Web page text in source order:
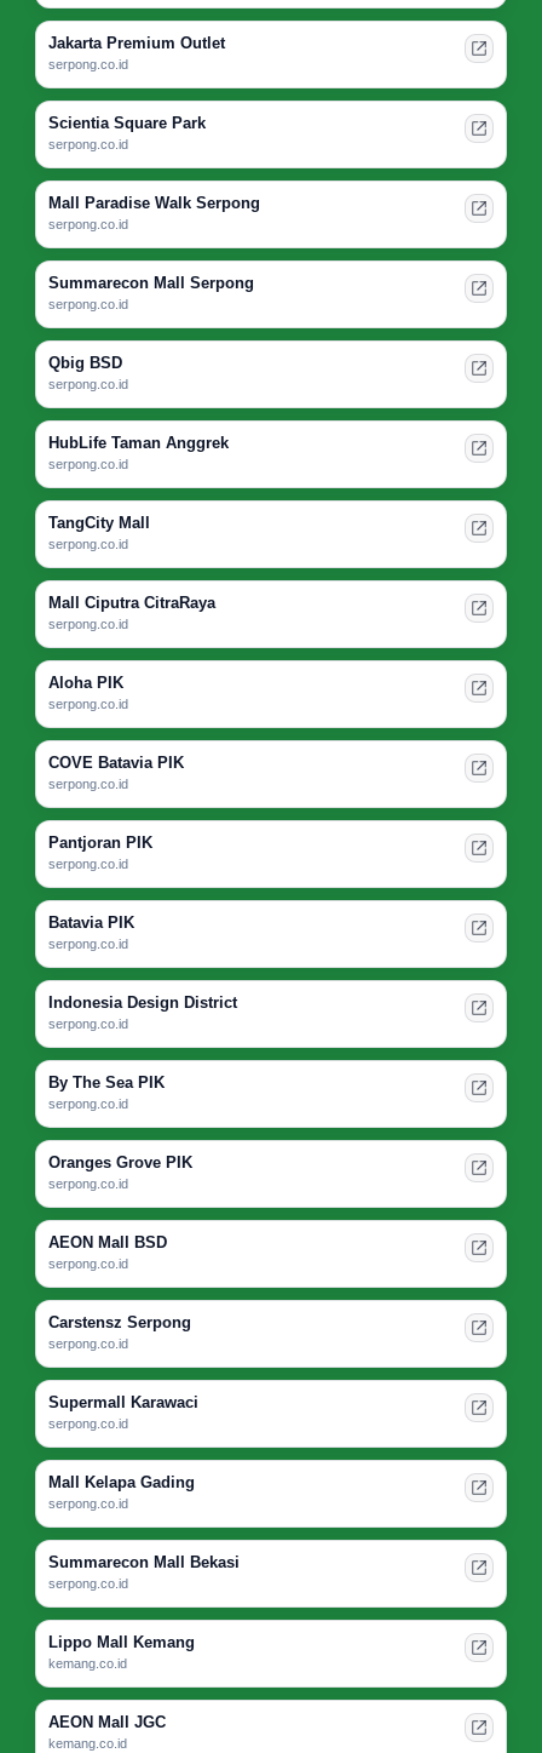
Jakarta Premium Outlet
serpong.co.id
Scientia Square Park
serpong.co.id
Mall Paradise Walk Serpong
serpong.co.id
Summarecon Mall Serpong
serpong.co.id
Qbig BSD
serpong.co.id
HubLife Taman Anggrek
serpong.co.id
TangCity Mall
serpong.co.id
Mall Ciputra CitraRaya
serpong.co.id
Aloha PIK
serpong.co.id
COVE Batavia PIK
serpong.co.id
Pantjoran PIK
serpong.co.id
Batavia PIK
serpong.co.id
Indonesia Design District
serpong.co.id
By The Sea PIK
serpong.co.id
Oranges Grove PIK
serpong.co.id
AEON Mall BSD
serpong.co.id
Carstensz Serpong
serpong.co.id
Supermall Karawaci
serpong.co.id
Mall Kelapa Gading
serpong.co.id
Summarecon Mall Bekasi
serpong.co.id
Lippo Mall Kemang
kemang.co.id
AEON Mall JGC
kemang.co.id